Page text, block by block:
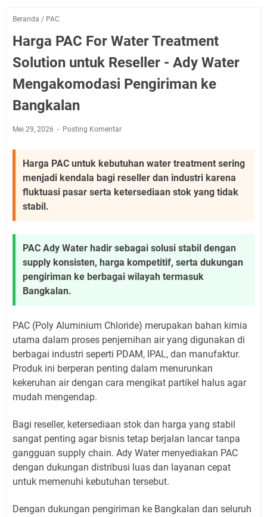
Beranda / PAC
Harga PAC For Water Treatment
Solution untuk Reseller - Ady Water
Mengakomodasi Pengiriman ke
Bangkalan
Mei 29, 2026 Posting Komentar
Harga PAC untuk kebutuhan water treatment sering
menjadi kendala bagi reseller dan industri karena
fluktuasi pasar serta ketersediaan stok yang tidak
stabil.
PAC Ady Water hadir sebagai solusi stabil dengan
supply konsisten, harga kompetitif, serta dukungan
pengiriman ke berbagai wilayah termasuk
Bangkalan.
PAC (Poly Aluminium Chloride) merupakan bahan kimia
utama dalam proses penjernihan air yang digunakan di
berbagai industri seperti PDAM, IPAL, dan manufaktur.
Produk ini berperan penting dalam menurunkan
kekeruhan air dengan cara mengikat partikel halus agar
mudah mengendap.
Bagi reseller, ketersediaan stok dan harga yang stabil
sangat penting agar bisnis tetap berjalan lancar tanpa
gangguan supply chain. Ady Water menyediakan PAC
dengan dukungan distribusi luas dan layanan cepat
untuk memenuhi kebutuhan tersebut.
Dengan dukungan pengiriman ke Bangkalan dan seluruh